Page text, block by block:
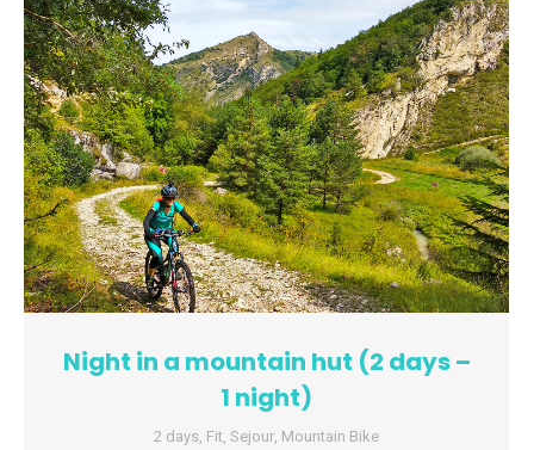
Night in a mountain hut (2 days –
1 night)
2 days Fit Sejour Mountain Bike